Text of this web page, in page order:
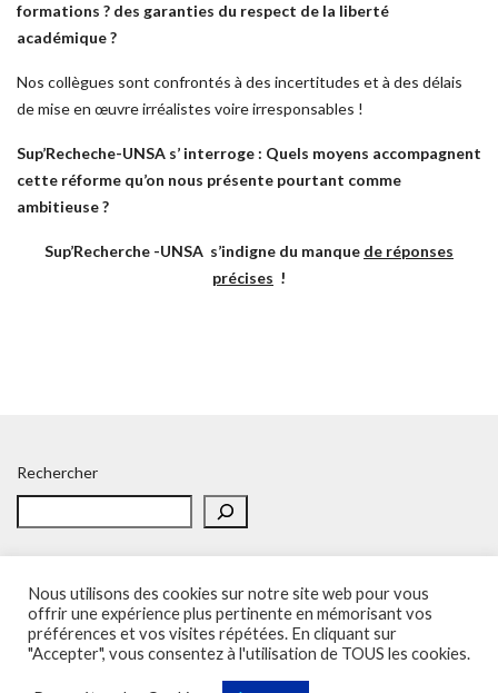
formations ? des garanties du respect de la liberté
académique ?
Nos collègues sont confrontés à des incertitudes et à des délais
de mise en œuvre irréalistes voire irresponsables !
Sup’Recheche-UNSA s’ interroge : Quels moyens accompagnent
cette réforme qu’on nous présente pourtant comme
ambitieuse ?
Sup’Recherche -UNSA s’indigne du manque de réponses
précises !
Rechercher
Accueil Politique de confidentialité Adhésion
Contacts
SOS – Demande d’aide
Politique de confidentialité
Nous utilisons des cookies sur notre site web pour vous
offrir une expérience plus pertinente en mémorisant vos
préférences et vos visites répétées. En cliquant sur
"Accepter", vous consentez à l'utilisation de TOUS les cookies.